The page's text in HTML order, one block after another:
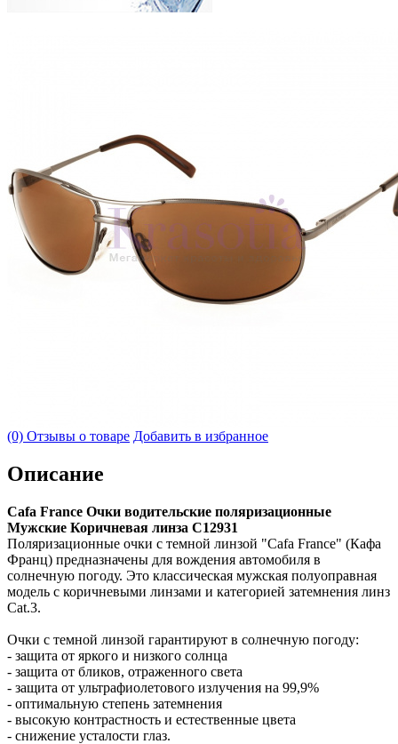
(0) Отзывы о товаре Добавить в избранное
Описание
Cafa France Очки водительские поляризационные
Мужские Коричневая линза С12931
Поляризационные очки с темной линзой "Cafa France" (Кафа
Франц) предназначены для вождения автомобиля в
солнечную погоду. Это классическая мужская полуоправная
модель с коричневыми линзами и категорией затемнения линз
Cat.3.
Очки с темной линзой гарантируют в солнечную погоду:
- защита от яркого и низкого солнца
- защита от бликов, отраженного света
- защита от ультрафиолетового излучения на 99,9%
- оптимальную степень затемнения
- высокую контрастность и естественные цвета
- снижение усталости глаз.